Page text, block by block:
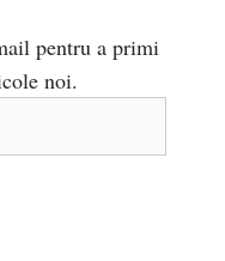
pentru a primi
noi.